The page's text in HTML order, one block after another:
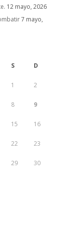
12 mayo, 2026
7 mayo,
S D
1 2
8 9
15 16
22 23
29 30